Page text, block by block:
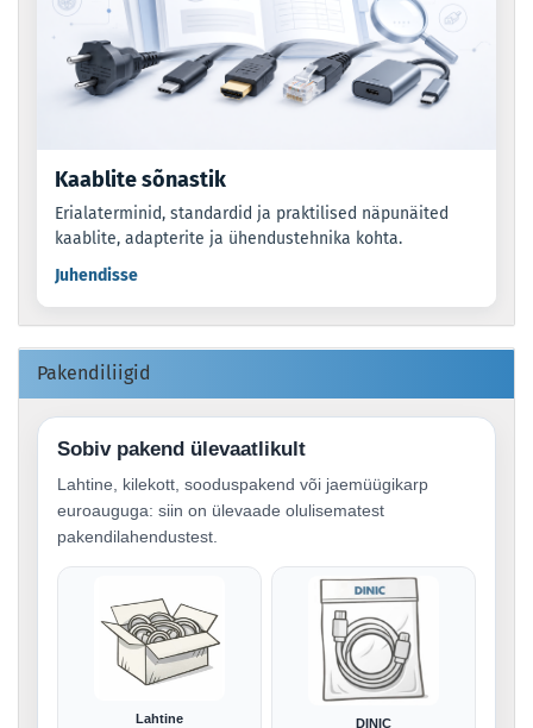
Kaablite sõnastik
Erialaterminid, standardid ja praktilised näpunäited
kaablite, adapterite ja ühendustehnika kohta.
Juhendisse
Pakendiliigid
Sobiv pakend ülevaatlikult
Lahtine, kilekott, sooduspakend või jaemüügikarp
euroauguga: siin on ülevaade olulisematest
pakendilahendustest.
Lahtine
DINIC